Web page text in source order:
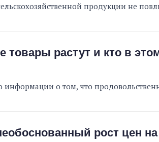
продукции не
растут и кто в
о том, что
рост цен на